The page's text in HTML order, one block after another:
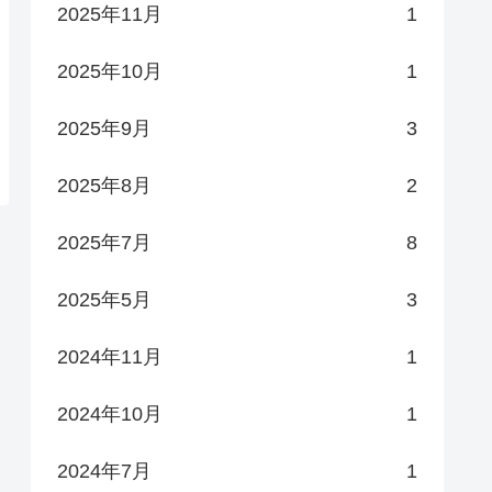
2025年11月 1
2025年10月 1
2025年9月 3
2025年8月 2
2025年7月 8
2025年5月 3
2024年11月 1
2024年10月 1
2024年7月 1